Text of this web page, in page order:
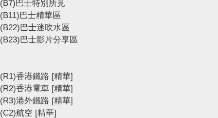
(B7)巴士特別所見
(B11)巴士精華區
(B22)巴士迷吹水區
(B23)巴士影片分享區
(R1)香港鐵路 [精華]
(R2)香港電車 [精華]
(R3)港外鐵路 [精華]
(C2)航空 [精華]